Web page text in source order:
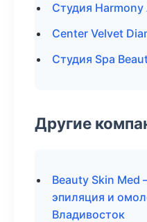
Студия
Center Velvet
Студия Spa
Другие
Beauty Skin Med
эпиляция и
Владивосток